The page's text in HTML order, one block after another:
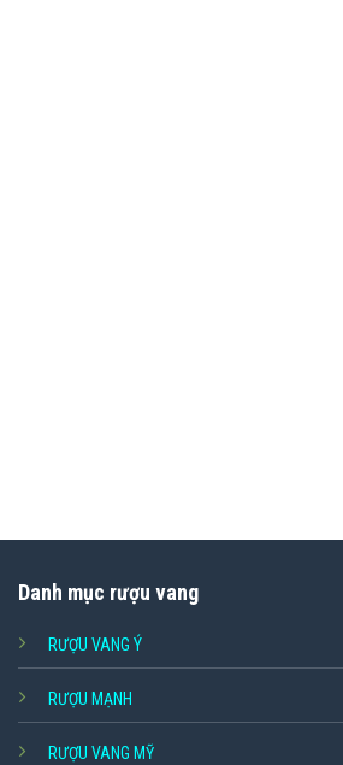
Danh mục rượu vang
RƯỢU VANG Ý
RƯỢU MẠNH
RƯỢU VANG MỸ